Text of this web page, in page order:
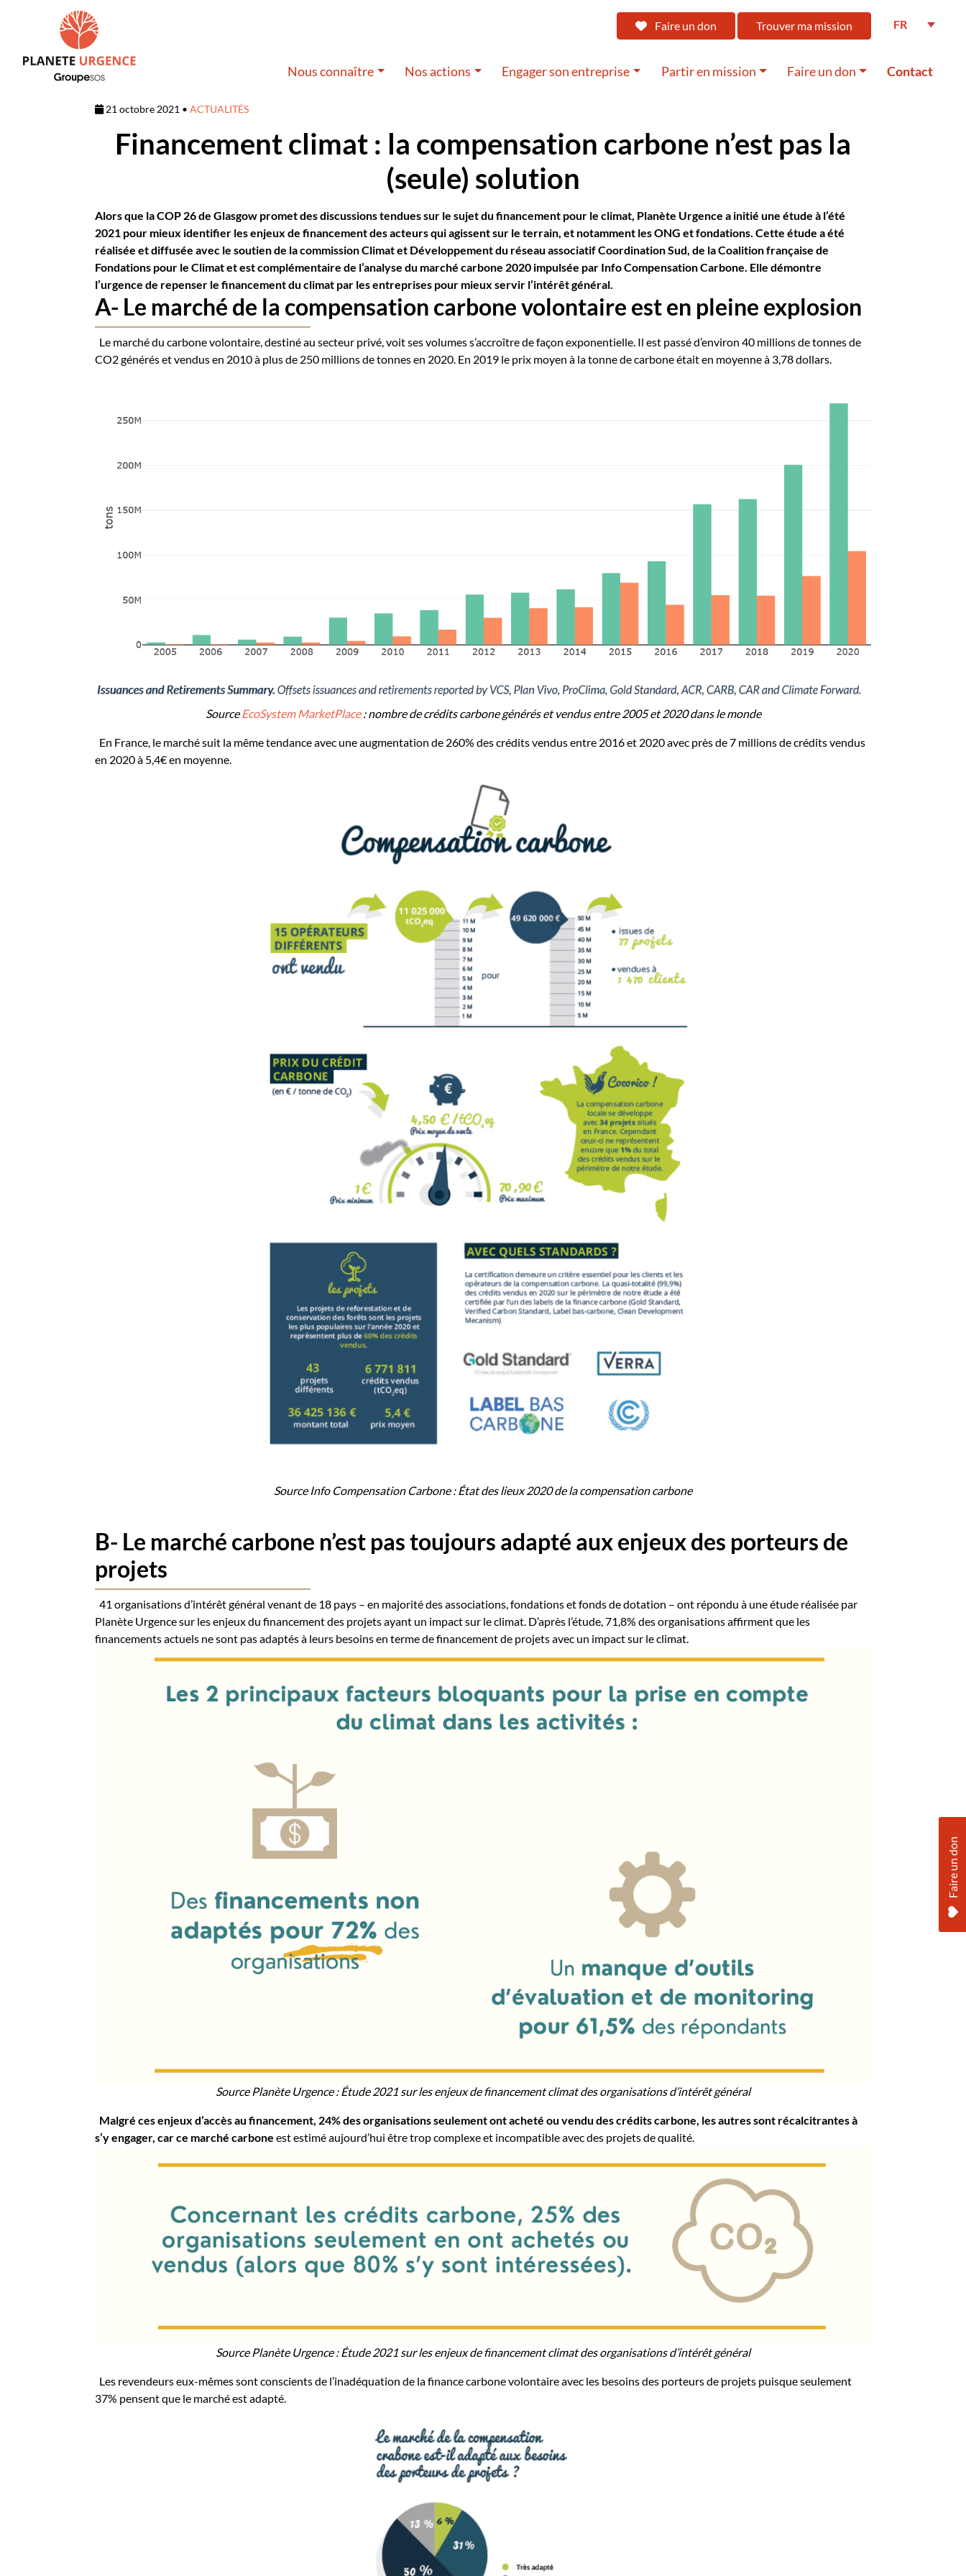
Faire un don Trouver ma mission FR
Nous connaître Nos actions Engager son entreprise Partir en mission Faire un don Contact
21 octobre 2021 • ACTUALITÉS
Financement climat : la compensation carbone n’est pas la
(seule) solution
Alors que la COP 26 de Glasgow promet des discussions tendues sur le sujet du financement pour le climat, Planète Urgence a initié une étude à l’été
2021 pour mieux identifier les enjeux de financement des acteurs qui agissent sur le terrain, et notamment les ONG et fondations. Cette étude a été
réalisée et diffusée avec le soutien de la commission Climat et Développement du réseau associatif Coordination Sud, de la Coalition française de
Fondations pour le Climat et est complémentaire de l’analyse du marché carbone 2020 impulsée par Info Compensation Carbone. Elle démontre
l’urgence de repenser le financement du climat par les entreprises pour mieux servir l’intérêt général.
A- Le marché de la compensation carbone volontaire est en pleine explosion
Le marché du carbone volontaire, destiné au secteur privé, voit ses volumes s’accroître de façon exponentielle. Il est passé d’environ 40 millions de tonnes de
CO2 générés et vendus en 2010 à plus de 250 millions de tonnes en 2020. En 2019 le prix moyen à la tonne de carbone était en moyenne à 3,78 dollars.
Source EcoSystem MarketPlace: nombre de crédits carbone générés et vendus entre 2005 et 2020 dans le monde
En France, le marché suit la même tendance avec une augmentation de 260% des crédits vendus entre 2016 et 2020 avec près de 7 millions de crédits vendus
en 2020 à 5,4€ en moyenne.
Source Info Compensation Carbone : État des lieux 2020 de la compensation carbone
B- Le marché carbone n’est pas toujours adapté aux enjeux des porteurs de
projets
41 organisations d’intérêt général venant de 18 pays – en majorité des associations, fondations et fonds de dotation – ont répondu à une étude réalisée par
Planète Urgence sur les enjeux du financement des projets ayant un impact sur le climat. D’après l’étude, 71,8% des organisations affirment que les
financements actuels ne sont pas adaptés à leurs besoins en terme de financement de projets avec un impact sur le climat.
Source Planète Urgence : Étude 2021 sur les enjeux de financement climat des organisations d’intérêt général
Malgré ces enjeux d’accès au financement, 24% des organisations seulement ont acheté ou vendu des crédits carbone, les autres sont récalcitrantes à
s’y engager, car ce marché carbone est estimé aujourd’hui être trop complexe et incompatible avec des projets de qualité.
Source Planète Urgence : Étude 2021 sur les enjeux de financement climat des organisations d’intérêt général
Les revendeurs eux-mêmes sont conscients de l’inadéquation de la finance carbone volontaire avec les besoins des porteurs de projets puisque seulement
37% pensent que le marché est adapté.
Faire un don